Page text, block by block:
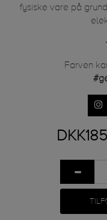
fysiske vare på
Farven